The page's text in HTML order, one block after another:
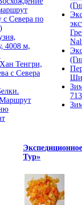
с Севера по
4008 м,
Тенгри,
с Севера
Тур»